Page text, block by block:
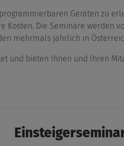
Geräten zu
Kosten. Die Seminare werden
mehrmals jährlich in
und bieten Ihnen und Ihren